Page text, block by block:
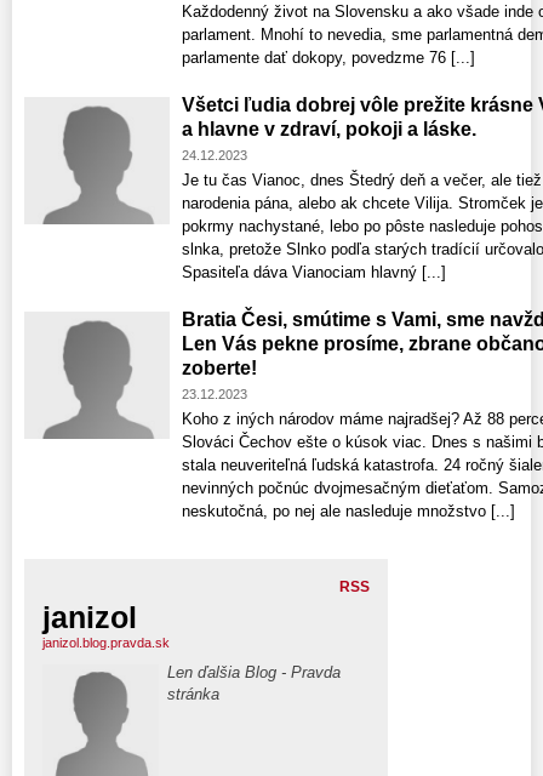
Každodenný život na Slovensku a ako všade inde
parlament. Mnohí to nevedia, sme parlamentná
parlamente dať dokopy, povedzme 76 [...]
Všetci ľudia dobrej vôle prežite
a hlavne v zdraví, pokoji a láske.
24.12.2023
Je tu čas Vianoc, dnes Štedrý deň a večer, ale
narodenia pána, alebo ak chcete Vilija. Stromček
pokrmy nachystané, lebo po pôste nasleduje
slnka, pretože Slnko podľa starých tradícií
Spasiteľa dáva Vianociam hlavný [...]
Bratia Česi, smútime s Vami, sme
Len Vás pekne prosíme, zbrane
zoberte!
23.12.2023
Koho z iných národov máme najradšej? Až 88
Slováci Čechov ešte o kúsok viac. Dnes s našimi
stala neuveriteľná ľudská katastrofa. 24 ročný
nevinných počnúc dvojmesačným dieťaťom.
neskutočná, po nej ale nasleduje množstvo [...]
RSS
janizol
janizol.blog.pravda.sk
Len ďalšia Blog - Pravda
stránka